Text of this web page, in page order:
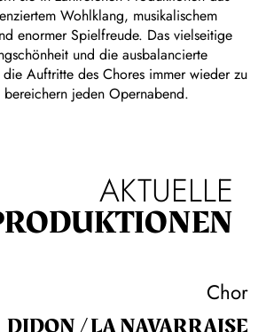
Wohlklang, musikalischem
enormer Spielfreude. Das vielseitige
und die ausbalancierte
Auftritte des Chores immer wieder zu
jeden Opernabend.
AKTUELLE
Chor